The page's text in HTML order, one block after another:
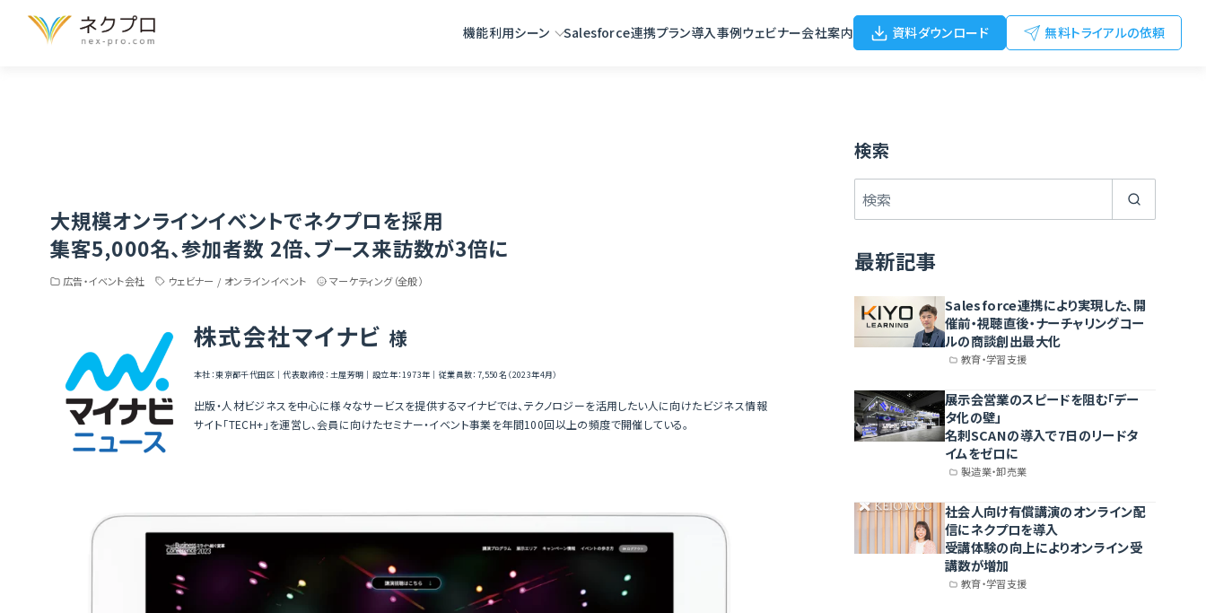
機能利用シーン Salesforce連携プラン導入事例ウェビナー会社案内 資料ダウンロード 無料トライアルの依頼
Home 導入事例
大規模オンラインイベントでネクプロを採用
集客5,000名、参加者数 2倍、ブース来訪数が3倍に
広告・イベント会社 ウェビナー / オンラインイベント マーケティング（全般）
株式会社マイナビ 様
本社：東京都千代田区｜代表取締役：土屋芳明｜設立年：1973年｜従業員数：7,550名（2023年4月）
出版・人材ビジネスを中心に様々なサービスを提供するマイナビでは、テクノロジーを活用したい人に向けたビジネス情報
サイト「TECH+」を運営し、会員に向けたセミナー・イベント事業を年間100回以上の頻度で開催している。
検索
最新記事
教育・学習支援
Salesforce連携により実現した、開
催前・視聴直後・ナーチャリングコー
ルの商談創出最大化
製造業・卸売業
展示会営業のスピードを阻む「デー
タ化の壁」
名刺SCANの導入で7日のリードタ
イムをゼロに
教育・学習支援
社会人向け有償講演のオンライン配
信にネクプロを導入
受講体験の向上によりオンライン受
講数が増加